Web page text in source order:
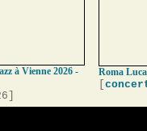
à Vienne 2026 -
Roma